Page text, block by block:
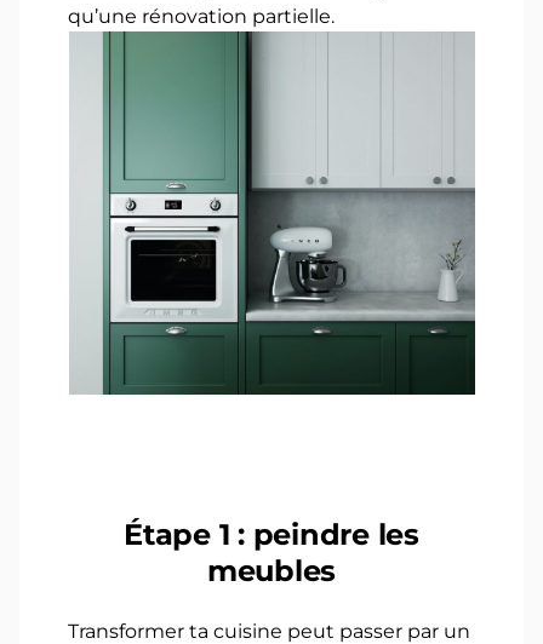
qu’une rénovation partielle.
Étape 1 : peindre les
meubles
Transformer ta cuisine peut passer par un